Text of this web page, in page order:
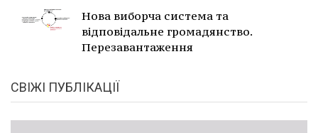
Нова виборча система та
відповідальне громадянство.
Перезавантаження
СВІЖІ ПУБЛІКАЦІЇ